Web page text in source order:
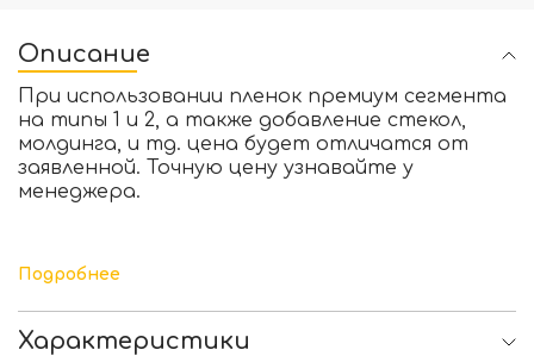
Описание
При использовании пленок премиум сегмента
на типы 1 и 2, а также добавление стекол,
молдинга, и тд. цена будет отличатся от
заявленной. Точную цену узнавайте у
менеджера.
Подробнее
Характеристики